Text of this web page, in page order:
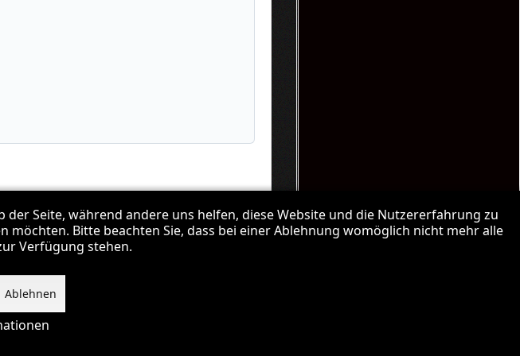
Seite, während andere uns helfen, diese Website und die Nutzererfahrung zu
möchten. Bitte beachten Sie, dass bei einer Ablehnung womöglich nicht mehr alle
Verfügung stehen.
Ablehnen